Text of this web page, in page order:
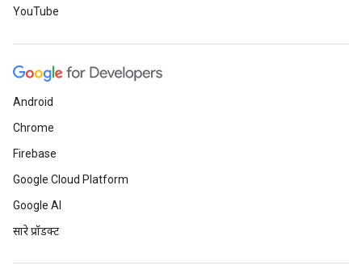
YouTube
Android
Chrome
Firebase
Google Cloud Platform
Google AI
सारे प्रॉडक्ट